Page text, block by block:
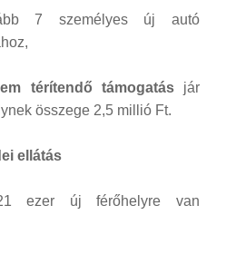
7 személyes új autó
térítendő támogatásjár
összege 2,5 millió Ft.
ellátás
ezer új férőhelyre van